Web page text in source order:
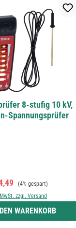
8-stufig 10 kV,
Spannungsprüfer
Regulärer Preis:
(4% gespart)
zzgl. Versand
WARENKORB